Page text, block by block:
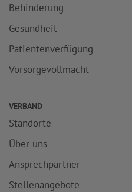
Behinderung
Gesundheit
Patientenverfügung
Vorsorgevollmacht
VERBAND
Standorte
Über uns
Ansprechpartner
Stellenangebote